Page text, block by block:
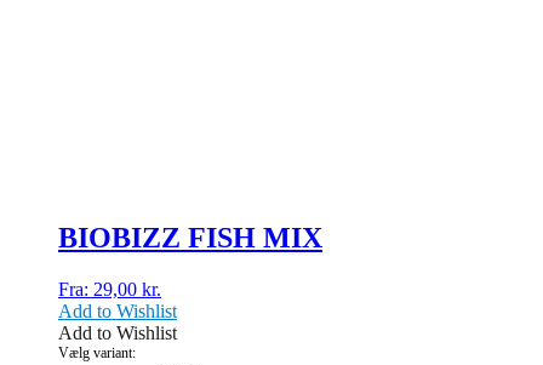
BIOBIZZ FISH MIX
Fra: 29,00 kr.
Vælg variant:
Add to Wishlist
Add to Wishlist